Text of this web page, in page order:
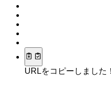
URLをコピーしました！